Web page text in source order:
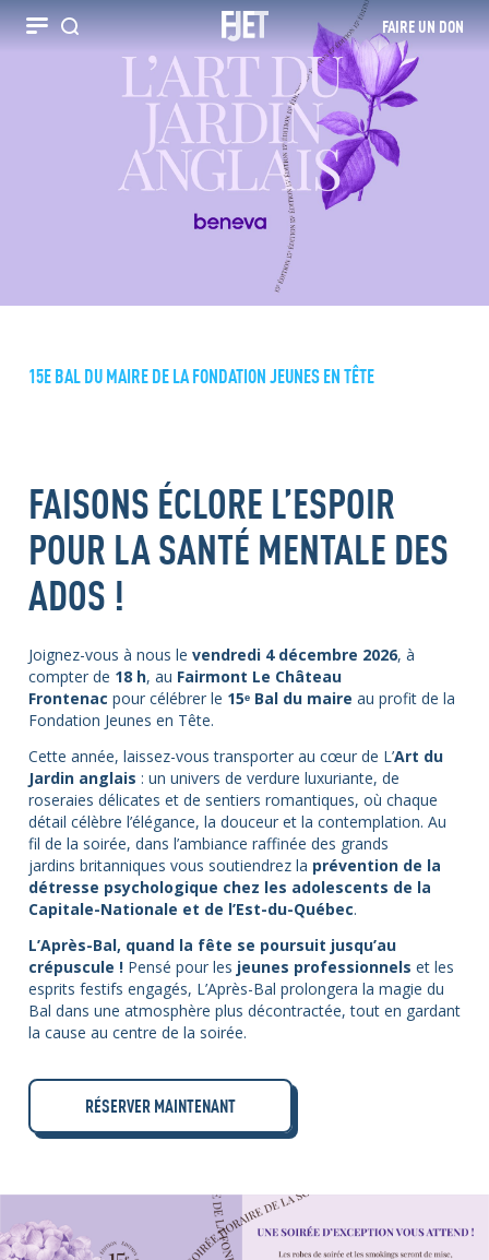
Recherche FAIRE UN DON
15E BAL DU MAIRE DE LA FONDATION JEUNES EN TÊTE
FAISONS ÉCLORE L’ESPOIR
POUR LA SANTÉ MENTALE DES
ADOS !
Joignez-vous à nous le vendredi 4 décembre 2026, à
compter de 18 h, au Fairmont Le Château
Frontenac pour célébrer le 15ᵉ Bal du maire au profit de la
Fondation Jeunes en Tête.
Cette année, laissez-vous transporter au cœur de L’Art du
Jardin anglais : un univers de verdure luxuriante, de
roseraies délicates et de sentiers romantiques, où chaque
détail célèbre l’élégance, la douceur et la contemplation. Au
fil de la soirée, dans l’ambiance raffinée des grands
jardins britanniques vous soutiendrez la prévention de la
détresse psychologique chez les adolescents de la
Capitale-Nationale et de l’Est-du-Québec.
L’Après-Bal, quand la fête se poursuit jusqu’au
crépuscule ! Pensé pour les jeunes professionnels et les
esprits festifs engagés, L’Après-Bal prolongera la magie du
Bal dans une atmosphère plus décontractée, tout en gardant
la cause au centre de la soirée.
RÉSERVER MAINTENANT